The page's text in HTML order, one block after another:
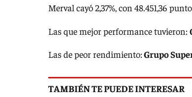
Merval cayó 2,37%, con 48.451,36
Las que mejor performance tuvieron:
Las de peor rendimiento:Grupo
TAMBIÉN TE PUEDE INTERESAR